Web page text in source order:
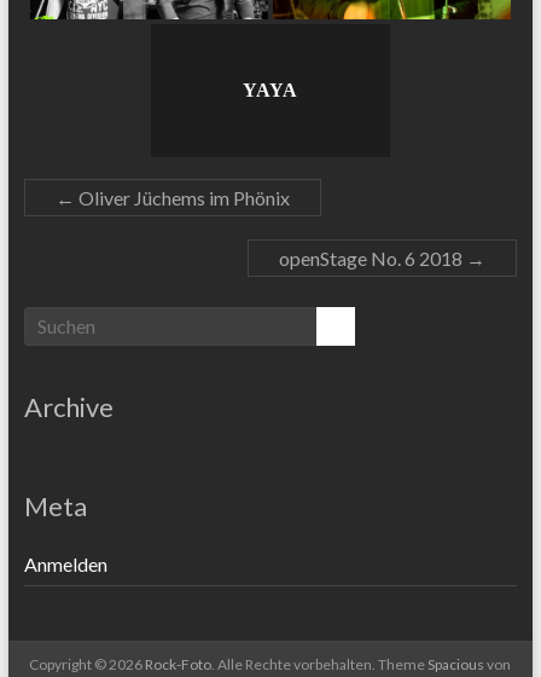
YAYA
← Oliver Jüchems im Phönix
openStage No. 6 2018 →
Archive
Meta
Anmelden
Copyright © 2026 Rock-Foto . Alle Rechte vorbehalten. Theme Spacious von